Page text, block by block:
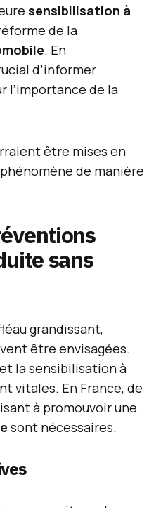
sensibilisation à
de la
. En
d’informer
l’importance de la
être mises en
de manière
sans
grandissant,
être envisagées.
la sensibilisation à
vitales. En France, de
à promouvoir une
sont nécessaires.